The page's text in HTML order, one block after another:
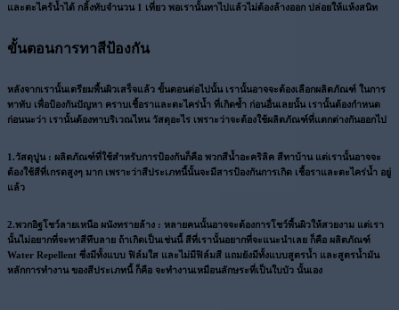
และตะไคร้น้ำได้ กลิ้งทับจำนวน 1 เที่ยว พอเรานั้นทาไปแล้วไม่ต้องล้างออก ปล่อยให้แห้งสนิท
ขั้นตอนการทาสีป้องกัน
หลังจากเรานั้นเตรียมพื้นผิวเสร็จแล้ว ขั้นตอนต่อไปนั้น เรานั้นอาจจะต้องเลือกผลิตภัณฑ์ ในการ
ทาทับ เพื่อป้องกันปัญหา คราบเชื้อราและตะไคร่น้ำ ที่เกิดซ้ำ ก่อนอื่นเลยนั้น เรานั้นต้องกำหนด
ก่อนนะว่า เรานั้นต้องทาบริเวณไหน วัสดุอะไร เพราะว่าจะต้องใช้ผลิตภัณฑ์ที่แตกต่างกันออกไป
1.วัสดุปูน : ผลิตภัณฑ์ที่ใช้สำหรับการป้องกันก็คือ พวกสีน้ำอะคริลิค สีทาบ้าน แต่เรานั้นอาจจะ
ต้องใช้สีที่เกรดสูงๆ มาก เพราะว่าสีประเภทนี้นั้นจะมีสารป้องกันการเกิด เชื้อราและตะไคร่น้ำ อยู่
แล้ว
2.พวกอิฐโชว์ลายเหนือ ผนังทรายล้าง : หลายคนนั้นอาจจะต้องการโชว์พื้นผิวให้สวยงาม แต่เรา
นั้นไม่อยากที่จะทาสีทึบลาย ถ้าเกิดเป็นเช่นนี้ สีที่เรานั้นอยากที่จะแนะนำเลย ก็คือ ผลิตภัณฑ์
Water Repellent ซึ่งมีทั้งแบบ ฟิล์มใส และไม่มีฟิล์มสี แถมยังมีทั้งแบบสูตรน้ำ และสูตรน้ำมัน
หลักการทำงาน ของสีประเภทนี้ ก็คือ จะทำงานเหมือนลักษระที่เป็นใบบัว นั้นเอง